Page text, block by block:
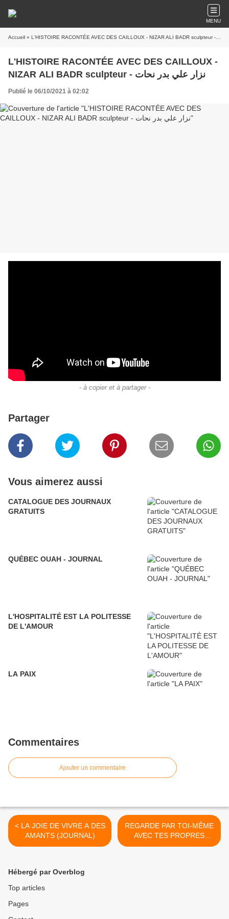
MENU
Accueil
L'HISTOIRE RACONTÉE AVEC DES CAILLOUX -
NIZAR ALI BADR sculpteur - نزار علي بدر نحات
Publié le 06/10/2021 à 02:02
- à copier et à partager -
Partager
Vous aimerez aussi
CATALOGUE DES JOURNAUX
GRATUITS
QUÉBEC OUAH - JOURNAL
L'HOSPITALITÉ EST LA POLITESSE
DE L'AMOUR
LA PAIX
Commentaires
Ajouter un commentaire
< LA JOIE DE VIVRE A DES
AMANTS (JOURNAL)
REGARDE PAR TOI-MÊME
AVEC TES PROPRES
YEUX >
Hébergé par Overblog
Top articles
Pages